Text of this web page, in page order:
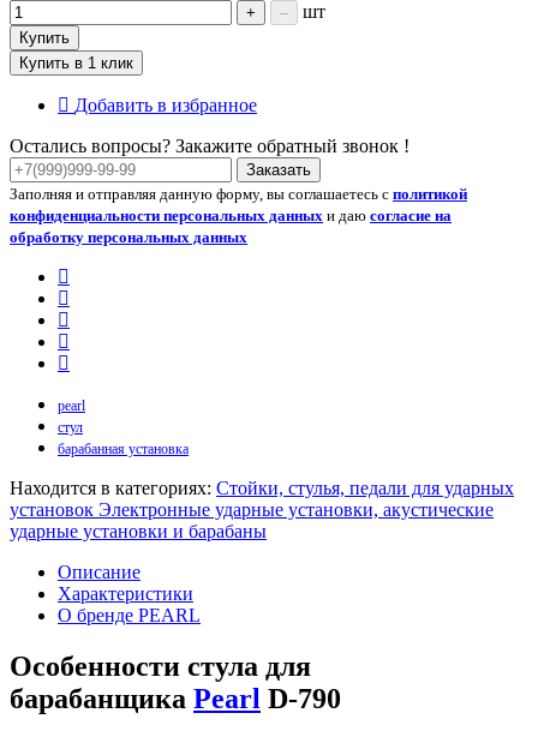
+ – шт
Купить
Купить в 1 клик
Добавить в избранное
Остались вопросы? Закажите обратный звонок !
Заказать
Заполняя и отправляя данную форму, вы соглашаетесь с политикой
конфиденциальности персональных данных и даю согласие на
обработку персональных данных
pearl
стул
барабанная установка
Находится в категориях: Стойки, стулья, педали для ударных
установок Электронные ударные установки, акустические
ударные установки и барабаны
Описание
Характеристики
О бренде PEARL
Особенности стула для
барабанщика Pearl D-790